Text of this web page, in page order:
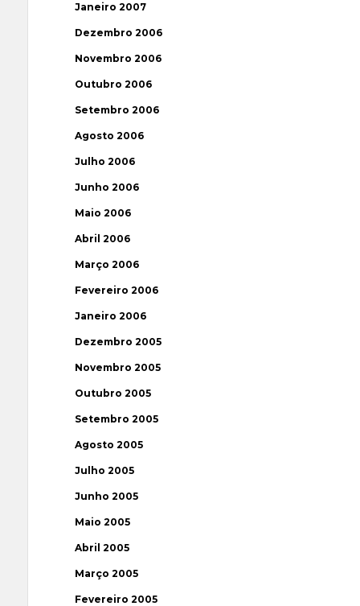
Janeiro 2007
Dezembro 2006
Novembro 2006
Outubro 2006
Setembro 2006
Agosto 2006
Julho 2006
Junho 2006
Maio 2006
Abril 2006
Março 2006
Fevereiro 2006
Janeiro 2006
Dezembro 2005
Novembro 2005
Outubro 2005
Setembro 2005
Agosto 2005
Julho 2005
Junho 2005
Maio 2005
Abril 2005
Março 2005
Fevereiro 2005